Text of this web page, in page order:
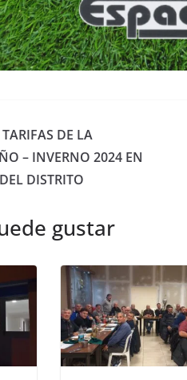
DE LA
– INVERNO 2024 EN
DISTRITO
gustar